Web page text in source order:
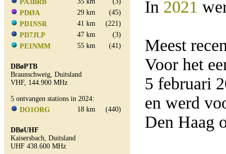
PA3BRB
PDØA
29 km
(45)
PD1NSR
41 km
(221)
PD7JLP
47 km
(3)
PE1NMM
55 km (41)
DBøPTB
Braunschweig, Duitsland
VHF, 144.900 MHz
5 ontvangen stations in 2024:
DO1ORG
18 km (440)
DBøUHF
Kaisersbach, Duitsland
UHF 438.600 MHz
In 2021
Meest
Voor het
5 februari
en werd
Den Haag